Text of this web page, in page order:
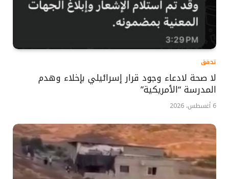
تحقق
لا صحة لادعاء وجود قرار إسرائيلي بإخلاء وهدم
المدرسة “الأمريكية”
6 أغسطس، 2026